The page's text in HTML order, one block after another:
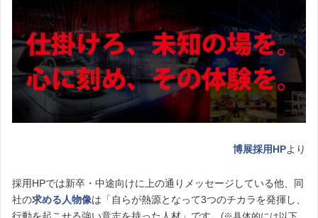
博展採用HPより
採用HPでは新卒・中途向けに上の通りメッセージしている他、同
社の求める人物像は「自らが熱源となって3つのチカラを発揮し、
行動を起こせる強い意志を持った人材」です。